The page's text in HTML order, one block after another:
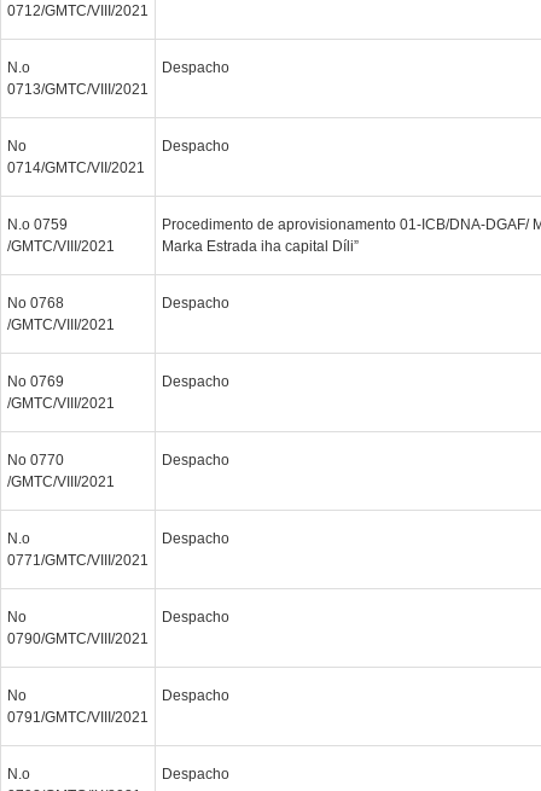
0712/GMTC/VIII/2021
N.o
0713/GMTC/VIII/2021
Despacho
No
0714/GMTC/VII/2021
Despacho
N.o 0759
/GMTC/VIII/2021
Procedimento de aprovisionamento 01-ICB/DNA-DGAF/
Marka Estrada iha capital Díli”
No 0768
/GMTC/VIII/2021
Despacho
No 0769
/GMTC/VIII/2021
Despacho
No 0770
/GMTC/VIII/2021
Despacho
N.o
0771/GMTC/VIII/2021
Despacho
No
0790/GMTC/VIII/2021
Despacho
No
0791/GMTC/VIII/2021
Despacho
N.o
Despacho